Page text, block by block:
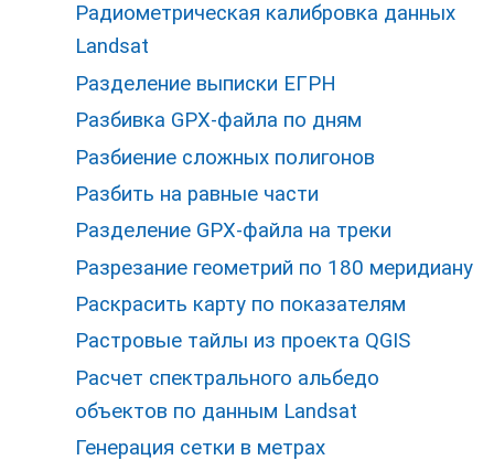
Радиометрическая калибровка данных
Landsat
Разделение выписки ЕГРН
Разбивка GPX-файла по дням
Разбиение сложных полигонов
Разбить на равные части
Разделение GPX-файла на треки
Разрезание геометрий по 180 меридиану
Раскрасить карту по показателям
Растровые тайлы из проекта QGIS
Расчет спектрального альбедо
объектов по данным Landsat
Генерация сетки в метрах